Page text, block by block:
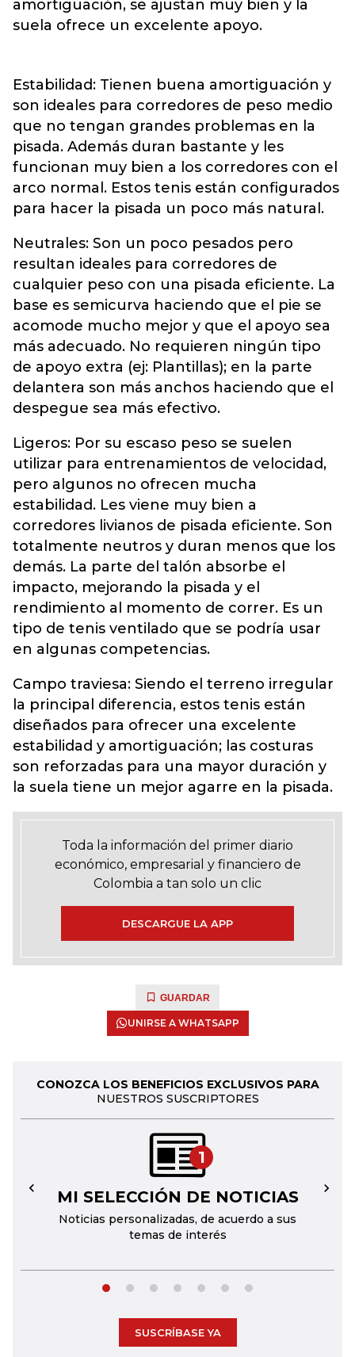
amortiguación, se ajustan muy bien y la
suela ofrece un excelente apoyo.
Estabilidad: Tienen buena amortiguación y
son ideales para corredores de peso medio
que no tengan grandes problemas en la
pisada. Además duran bastante y les
funcionan muy bien a los corredores con el
arco normal. Estos tenis están configurados
para hacer la pisada un poco más natural.
Neutrales: Son un poco pesados pero
resultan ideales para corredores de
cualquier peso con una pisada eficiente. La
base es semicurva haciendo que el pie se
acomode mucho mejor y que el apoyo sea
más adecuado. No requieren ningún tipo
de apoyo extra (ej: Plantillas); en la parte
delantera son más anchos haciendo que el
despegue sea más efectivo.
Ligeros: Por su escaso peso se suelen
utilizar para entrenamientos de velocidad,
pero algunos no ofrecen mucha
estabilidad. Les viene muy bien a
corredores livianos de pisada eficiente. Son
totalmente neutros y duran menos que los
demás. La parte del talón absorbe el
impacto, mejorando la pisada y el
rendimiento al momento de correr. Es un
tipo de tenis ventilado que se podría usar
en algunas competencias.
Campo traviesa: Siendo el terreno irregular
la principal diferencia, estos tenis están
diseñados para ofrecer una excelente
estabilidad y amortiguación; las costuras
son reforzadas para una mayor duración y
la suela tiene un mejor agarre en la pisada.
Toda la información del primer diario
económico, empresarial y financiero de
Colombia a tan solo un clic
DESCARGUE LA APP
GUARDAR
UNIRSE A WHATSAPP
CONOZCA LOS BENEFICIOS EXCLUSIVOS PARA
NUESTROS SUSCRIPTORES
1
MI SELECCIÓN DE NOTICIAS
Noticias personalizadas, de acuerdo a sus
temas de interés
← →
SUSCRÍBASE YA